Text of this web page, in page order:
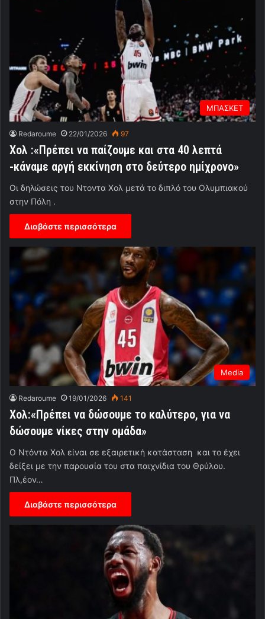
ΜΠΑΣΚΕΤ
Redaroume 22/01/2026 97
Χολ :«Πρέπει να παίζουμε και στα 40 λεπτά
-κάναμε αργή εκκίνηση στο δεύτερο ημίχρονο»
Οι δηλώσεις του Ντοντα Χολ μετά το διπλό του Ολυμπιακού
στην Πόλη .
Διαβάστε περισσότερα
Media
Redaroume 19/01/2026 141
Χολ:«Πρέπει να δώσουμε το καλύτερο, για να
δώσουμε νίκες στην ομάδα»
Ο Ντόντα Χολ είναι σε εξαιρετική κατάσταση και το έχει
δείξει με την παρουσία του στα παιχνίδια του Θρύλου.
Πλ,έον…
Διαβάστε περισσότερα